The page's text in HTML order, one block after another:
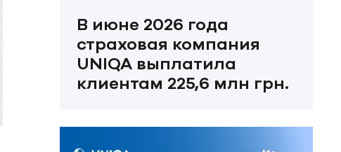
В июне 2026 года
страховая компания
UNIQA выплатила
клиентам 225,6 млн грн.